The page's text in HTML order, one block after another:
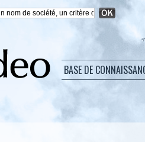
BASE DE